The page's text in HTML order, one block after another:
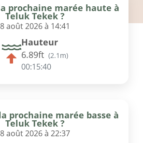
prochaine marée haute à
Teluk Tekek ?
8 août 2026 à 14:41
Hauteur
6.89ft (2.1m)
00:15:40
prochaine marée basse à
Teluk Tekek ?
8 août 2026 à 22:37